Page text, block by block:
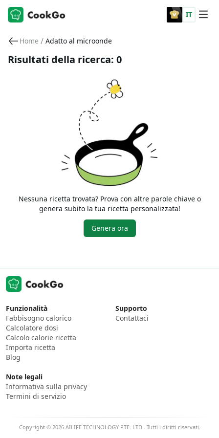
IT
Home / Adatto al microonde
Risultati della ricerca: 0
Nessuna ricetta trovata? Prova con altre parole chiave o
genera subito la tua ricetta personalizzata!
Genera ora
Funzionalità
Fabbisogno calorico
Calcolatore dosi
Calcolo calorie ricetta
Importa ricetta
Blog
Supporto
Contattaci
Note legali
Informativa sulla privacy
Termini di servizio
Copyright © 2026 AILIFE TECHNOLOGY PTE. LTD.. Tutti i diritti riservati.